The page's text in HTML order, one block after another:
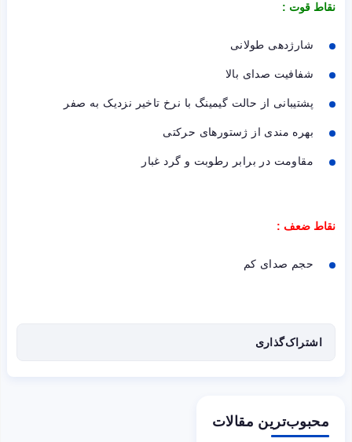
نقاط قوت :
شارژدهی طولانی
شفافیت صدای بالا
پشتیبانی از حالت گیمینگ با نرخ تاخیر نزدیک به صفر
بهره مندی از ژستورهای حرکتی
مقاومت در برابر رطوبت و گرد غبار
نقاط ضعف :
حجم صدای کم
اشتراک‌گذاری
محبوب‌ترین مقالات